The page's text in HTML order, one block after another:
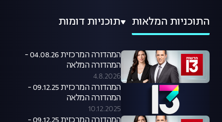
התוכניות המלאות תוכניות דומות
המהדורה המרכזית 04.08.26 -
המהדורה המלאה
4.8.2026
המהדורה המרכזית 09.12.25 -
המהדורה המלאה
10.12.2025